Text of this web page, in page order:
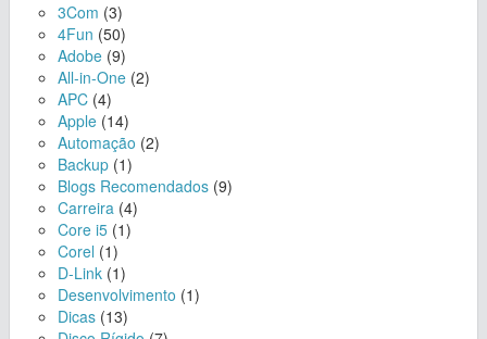
3Com (3)
4Fun (50)
Adobe (9)
All-in-One (2)
APC (4)
Apple (14)
Automação (2)
Backup (1)
Blogs Recomendados (9)
Carreira (4)
Core i5 (1)
Corel (1)
D-Link (1)
Desenvolvimento (1)
Dicas (13)